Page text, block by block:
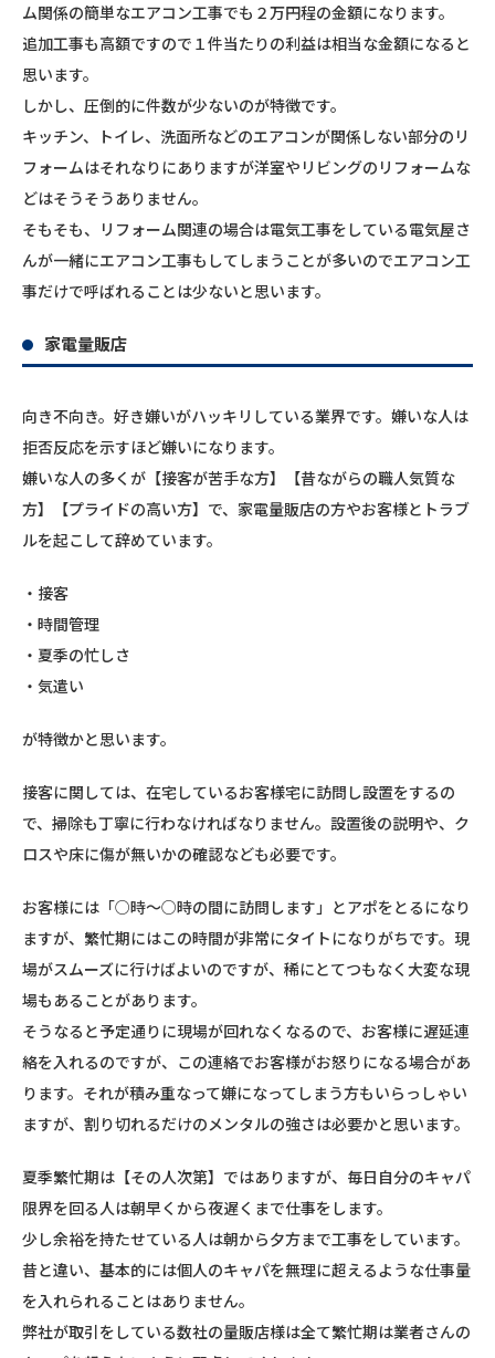
ム関係の簡単なエアコン工事でも２万円程の金額になります。
追加工事も高額ですので１件当たりの利益は相当な金額になると
思います。
しかし、圧倒的に件数が少ないのが特徴です。
キッチン、トイレ、洗面所などのエアコンが関係しない部分のリ
フォームはそれなりにありますが洋室やリビングのリフォームな
どはそうそうありません。
そもそも、リフォーム関連の場合は電気工事をしている電気屋さ
んが一緒にエアコン工事もしてしまうことが多いのでエアコン工
事だけで呼ばれることは少ないと思います。
家電量販店
向き不向き。好き嫌いがハッキリしている業界です。嫌いな人は
拒否反応を示すほど嫌いになります。
嫌いな人の多くが【接客が苦手な方】【昔ながらの職人気質な
方】【プライドの高い方】で、家電量販店の方やお客様とトラブ
ルを起こして辞めています。
・接客
・時間管理
・夏季の忙しさ
・気遣い
が特徴かと思います。
接客に関しては、在宅しているお客様宅に訪問し設置をするの
で、掃除も丁寧に行わなければなりません。設置後の説明や、ク
ロスや床に傷が無いかの確認なども必要です。
お客様には「○時～○時の間に訪問します」とアポをとるになり
ますが、繁忙期にはこの時間が非常にタイトになりがちです。現
場がスムーズに行けばよいのですが、稀にとてつもなく大変な現
場もあることがあります。
そうなると予定通りに現場が回れなくなるので、お客様に遅延連
絡を入れるのですが、この連絡でお客様がお怒りになる場合があ
ります。それが積み重なって嫌になってしまう方もいらっしゃい
ますが、割り切れるだけのメンタルの強さは必要かと思います。
夏季繁忙期は【その人次第】ではありますが、毎日自分のキャパ
限界を回る人は朝早くから夜遅くまで仕事をします。
少し余裕を持たせている人は朝から夕方まで工事をしています。
昔と違い、基本的には個人のキャパを無理に超えるような仕事量
を入れられることはありません。
弊社が取引をしている数社の量販店様は全て繁忙期は業者さんの